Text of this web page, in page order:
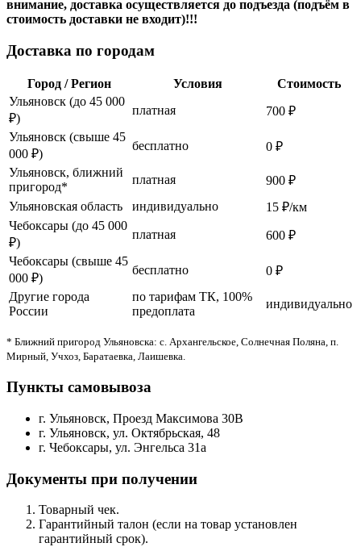
внимание, доставка осуществляется до подъезда (подъём в
стоимость доставки не входит)!!!
Доставка по городам
Город / Регион Условия
Стоимость
Ульяновск (до 45 000
₽)
платная
700 ₽
Ульяновск (свыше 45
000 ₽)
бесплатно
0 ₽
Ульяновск, ближний
пригород*
платная
900 ₽
Ульяновская область
индивидуально
15 ₽/км
Чебоксары (до 45 000
₽)
платная
600 ₽
Чебоксары (свыше 45
000 ₽)
бесплатно
0 ₽
Другие города
России
по тарифам ТК, 100%
предоплата
индивидуально
* Ближний пригород Ульяновска: с. Архангельское, Солнечная Поляна, п.
Мирный, Учхоз, Баратаевка, Лаишевка.
Пункты самовывоза
г. Ульяновск, Проезд Максимова 30В
г. Ульяновск, ул. Октябрьская, 48
г. Чебоксары, ул. Энгельса 31а
Документы при получении
Товарный чек.
Гарантийный талон (если на товар установлен
гарантийный срок).